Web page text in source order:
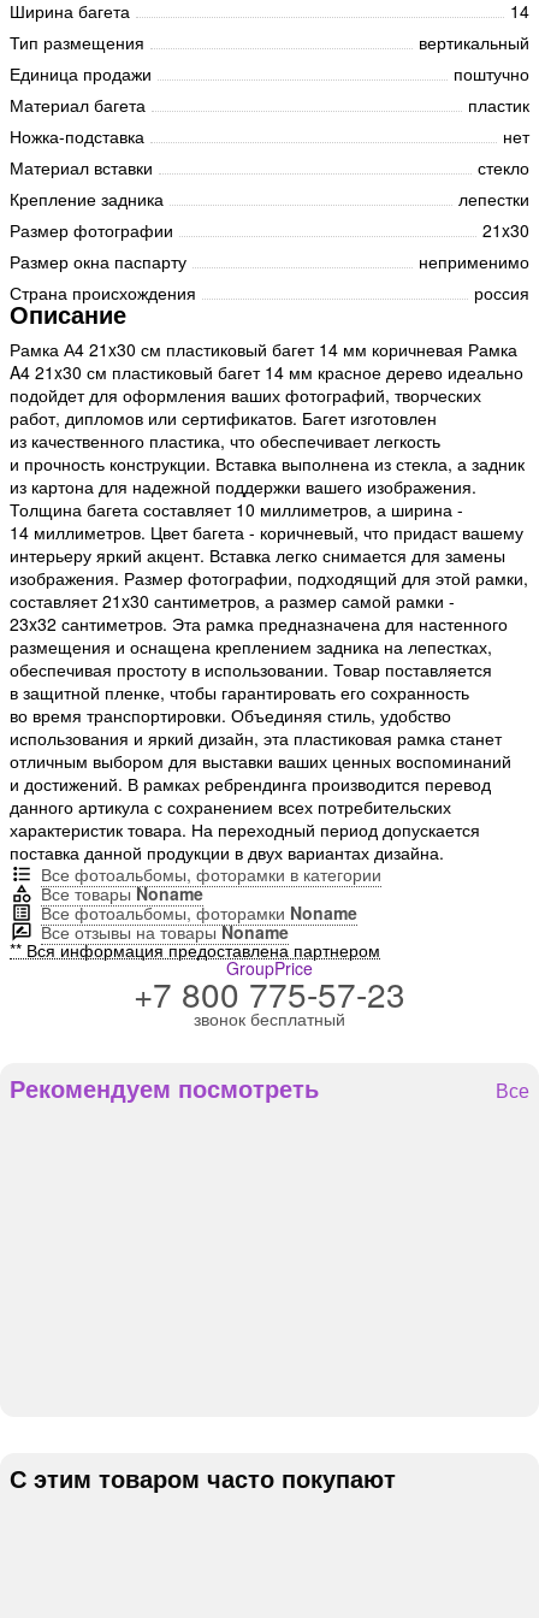
Ширина багета
14
Тип размещения
вертикальный
Единица продажи
поштучно
Материал багета
пластик
Ножка-подставка
нет
Материал вставки
стекло
Крепление задника
лепестки
Размер фотографии
21x30
Размер окна паспарту
неприменимо
Страна происхождения
россия
Описание
Рамка А4 21x30 см пластиковый багет 14 мм коричневая Рамка
A4 21x30 см пластиковый багет 14 мм красное дерево идеально
подойдет для оформления ваших фотографий, творческих
работ, дипломов или сертификатов. Багет изготовлен
из качественного пластика, что обеспечивает легкость
и прочность конструкции. Вставка выполнена из стекла, а задник
из картона для надежной поддержки вашего изображения.
Толщина багета составляет 10 миллиметров, а ширина -
14 миллиметров. Цвет багета - коричневый, что придаст вашему
интерьеру яркий акцент. Вставка легко снимается для замены
изображения. Размер фотографии, подходящий для этой рамки,
составляет 21x30 сантиметров, а размер самой рамки -
23x32 сантиметров. Эта рамка предназначена для настенного
размещения и оснащена креплением задника на лепестках,
обеспечивая простоту в использовании. Товар поставляется
в защитной пленке, чтобы гарантировать его сохранность
во время транспортировки. Объединяя стиль, удобство
использования и яркий дизайн, эта пластиковая рамка станет
отличным выбором для выставки ваших ценных воспоминаний
и достижений. В рамках ребрендинга производится перевод
данного артикула с сохранением всех потребительских
характеристик товара. На переходный период допускается
поставка данной продукции в двух вариантах дизайна.
Все фотоальбомы, фоторамки в категории
Все товарыNoname
Все фотоальбомы, фоторамки Noname
Все отзывы на товарыNoname
** Вся информация предоставлена партнером
GroupPrice
+7 800 775-57-23
звонок бесплатный
Рекомендуем посмотреть Все
С этим товаром часто покупают